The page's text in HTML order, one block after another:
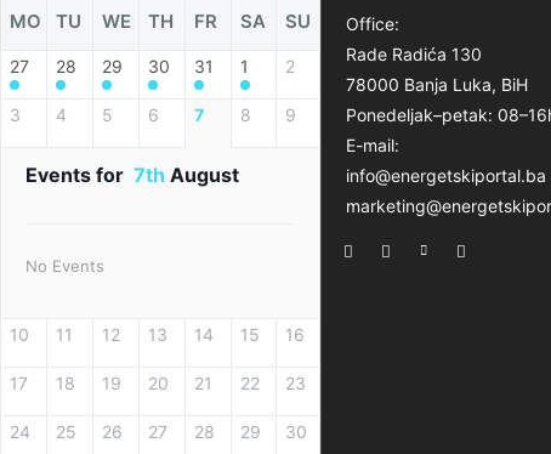
MO TU WE TH FR SA SU
27 28 29 30 31 1 2
3 4 5 6 7 8 9
Events for 7th August
No Events
10 11 12 13 14 15 16
17 18 19 20 21 22 23
24 25 26 27 28 29 30
Office:
Rade Radića 130
78000 Banja Luka, BiH
Ponedeljak–petak:
E-mail:
info@energetskiportal.ba